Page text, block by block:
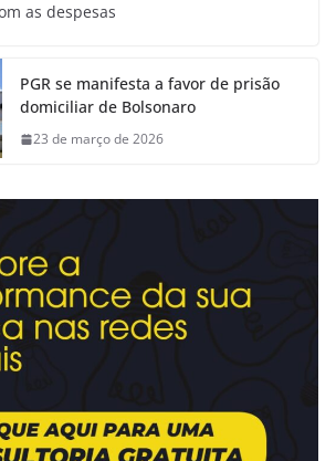
as despesas
PGR se manifesta a favor de prisão
domiciliar de Bolsonaro
23 de março de 2026